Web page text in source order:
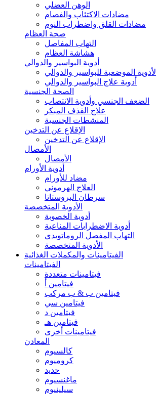
الوهن العضلي
مضادات الاكتئاب والفصام
مضادات القلق واضطراب النوم
صحة العظام
التهاب المفاصل
هشاشة العظام
أدوية البواسير والدوالي
الأدوية الموضعية للبواسير والدوالي
أدوية علاج البواسير والدوالي
الصحة الجنسية
الضعف الجنسي وأدوية الانتصاب
علاج القذف المبكر
المنشطات الجنسية
الإقلاع عن التدخين
الإقلاع عن التدخين
الأمصال
الأمصال
أدوية الأورام
مضاد للأورام
العلاج الهرموني
سرطان البروستاتا
الأدوية المتخصصة
أدوية الخصوبة
أدوية الاضطرابات المناعية
التهاب المفصل الروماتويدي
الأدوية المتخصصة
الفيتامينات والمكملات الغذائية
الفيتامينات
فيتامينات متعددة
فيتامين أ
فيتامين ب & ب مركب
فيتامين سي
فيتامين د
فيتامين هـ
فيتامينات أخرى
المعادن
كالسيوم
كروميوم
حديد
ماغنسيوم
سيلينيوم